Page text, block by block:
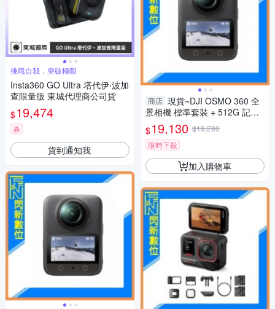
挑戰自我，突破極限
Insta360 GO Ultra 塔代伊‧波加
查限量版 東城代理商公司貨
$19,474
券
貨到通知我
商店 現貨~DJI OSMO 360 全
景相機 標準套裝 + 512G 記憶
卡 +CARE 二年版 (公司貨) 一
英寸 CMOS 8k50fps
$19,130 $19,280
限時下殺
加入購物車